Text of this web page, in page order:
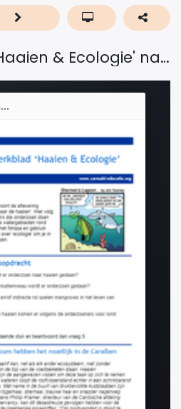
04 werkblad 'Haaien & Ecologie' naar de haaien